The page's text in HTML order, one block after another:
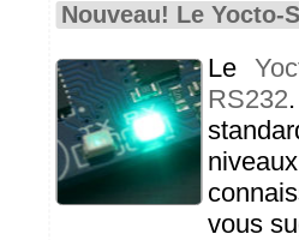
Nouveau! Le Yocto-
Le
RS232
vous